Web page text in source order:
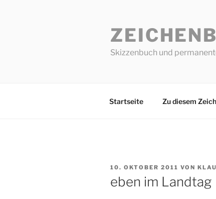
Skizzenbuch und
Startseite Zu diesem
VERÖFFENTLICHT
AM
10. OKTOBER 2011 VON
eben im Landtag